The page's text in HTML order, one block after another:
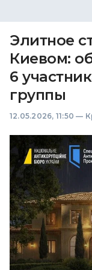
Элитное
Киевом:
6
группы
12.05.2026, 11:50 —